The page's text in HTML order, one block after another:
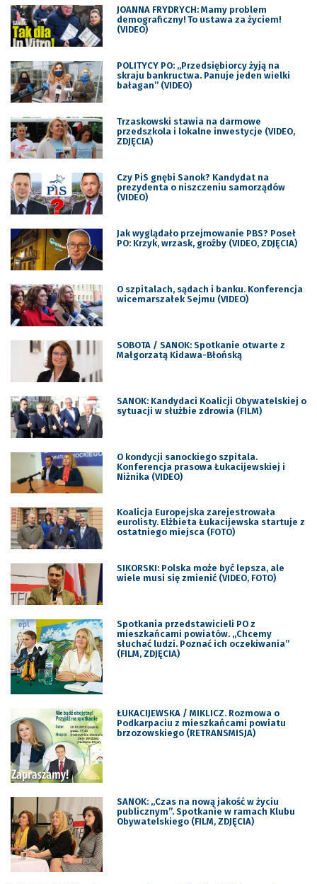
JOANNA FRYDRYCH: Mamy problem
demograficzny! To ustawa za życiem!
(VIDEO)
POLITYCY PO: „Przedsiębiorcy żyją na
skraju bankructwa. Panuje jeden wielki
bałagan” (VIDEO)
Trzaskowski stawia na darmowe
przedszkola i lokalne inwestycje (VIDEO,
ZDJĘCIA)
Czy PiS gnębi Sanok? Kandydat na
prezydenta o niszczeniu samorządów
(VIDEO)
Jak wyglądało przejmowanie PBS? Poseł
PO: Krzyk, wrzask, groźby (VIDEO, ZDJĘCIA)
O szpitalach, sądach i banku. Konferencja
wicemarszałek Sejmu (VIDEO)
SOBOTA / SANOK: Spotkanie otwarte z
Małgorzatą Kidawa-Błońską
SANOK: Kandydaci Koalicji Obywatelskiej o
sytuacji w służbie zdrowia (FILM)
O kondycji sanockiego szpitala.
Konferencja prasowa Łukacijewskiej i
Niżnika (VIDEO)
Koalicja Europejska zarejestrowała
eurolisty. Elżbieta Łukacijewska startuje z
ostatniego miejsca (FOTO)
SIKORSKI: Polska może być lepsza, ale
wiele musi się zmienić (VIDEO, FOTO)
Spotkania przedstawicieli PO z
mieszkańcami powiatów. „Chcemy
słuchać ludzi. Poznać ich oczekiwania”
(FILM, ZDJĘCIA)
ŁUKACIJEWSKA / MIKLICZ. Rozmowa o
Podkarpaciu z mieszkańcami powiatu
brzozowskiego (RETRANSMISJA)
SANOK: „Czas na nową jakość w życiu
publicznym”. Spotkanie w ramach Klubu
Obywatelskiego (FILM, ZDJĘCIA)